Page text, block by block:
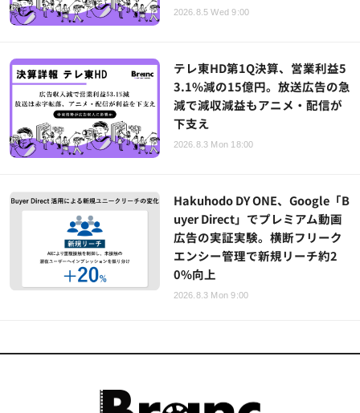
2026.8.5 Wed 9:00
テレ東HD第1Q決算、営業利益5
3.1%減の15億円。放送広告の急
減で減収減益もアニメ・配信が
下支え
2026.8.3 Mon 18:00
Hakuhodo DY ONE、Google「B
uyer Direct」でプレミアム動画
広告の実証実験。横断フリーク
エンシー管理で新規リーチ約2
0%向上
2026.8.3 Mon 9:00